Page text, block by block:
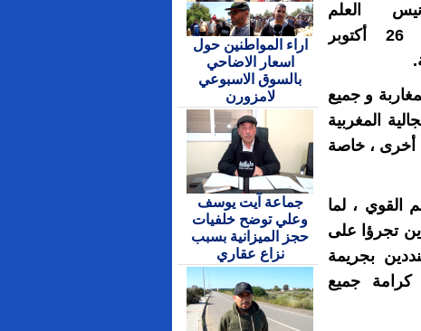
العلم
الوطني يوم 26 أكتوبر
و جميع
المغربية
أخرى ، خاصة
القوي ، لما
تجرؤا على
بجريمة
كرامة جميع
اراء المواطنين حول
اسعار الاضاحي
بالسوق الاسبوعي
لامزورن
جماعة آيت يوسف
وعلي توضح خلفيات
حجز الميزانية بسبب
نزاع عقاري